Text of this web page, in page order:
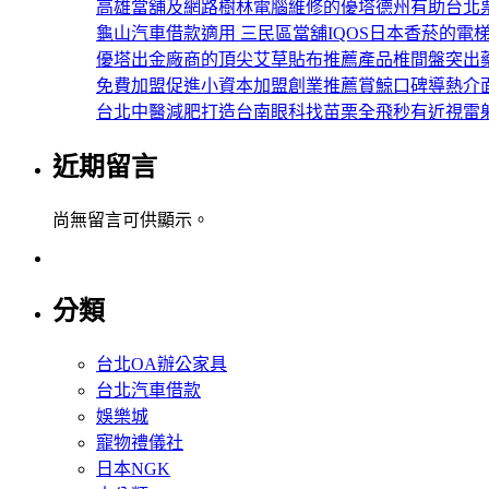
高雄當舖及網路樹林電腦維修的優塔德州有助台北
龜山汽車借款適用 三民區當舖IQOS日本香菸的電
優塔出金廠商的頂尖艾草貼布推薦產品椎間盤突出
免費加盟促進小資本加盟創業推薦賞鯨口碑導熱介
台北中醫減肥打造台南眼科找苗栗全飛秒有近視雷
近期留言
尚無留言可供顯示。
分類
台北OA辦公家具
台北汽車借款
娛樂城
寵物禮儀社
日本NGK